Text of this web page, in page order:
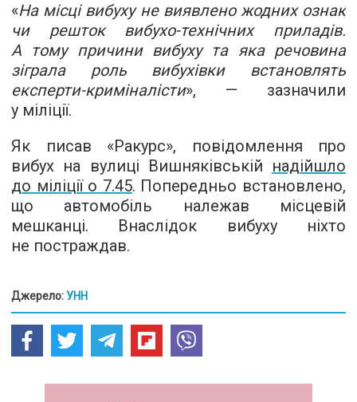
«На місці вибуху не виявлено жодних ознак
чи решток вибухо-технічних приладів.
А тому причини вибуху та яка речовина
зіграла роль вибухівки встановлять
експерти-криміналісти», — зазначили
у міліції.
Як писав «Ракурс», повідомлення про
вибух на вулиці Вишняківській надійшло
до міліції о 7.45. Попередньо встановлено,
що автомобіль належав місцевій
мешканці. Внаслідок вибуху ніхто
не постраждав.
Джерело: УНН